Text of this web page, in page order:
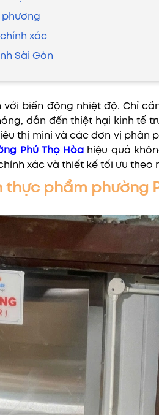
phương
xác
Sài Gòn
biến động nhiệt độ. Chỉ
dẫn đến thiệt hại kinh tế
thị mini và các đơn vị phân
Phú Thọ Hòa hiệu quả
xác và thiết kế tối ưu theo
thực phẩm phường